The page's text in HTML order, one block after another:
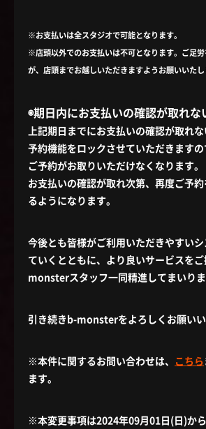
※お支払いは全スタジオで可能となります。
※店頭以外でのお支払いは不可となります。ご足
が、店頭までお越しいただきますようお願いいたし
◉期日内にお支払いの確認が取れな
上記期日までにお支払いの確認が取れな
予約機能をロックさせていただきます
ご予約がお取りいただけなくなります。
お支払いの確認が取れ次第、再度ご予
るようになります。
今後とも皆様がご利用いただきやすい
ていくとともに、より良いサービスを
monsterスタッフ一同精進してまいりま
引き続きb-monsterをよろしくお願いい
※本件に関するお問い合わせは、 こちら
ます。
※本変更事項は2024年09月01日(日)か